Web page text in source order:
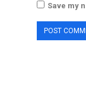
Save my